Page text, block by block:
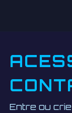
Entre ou